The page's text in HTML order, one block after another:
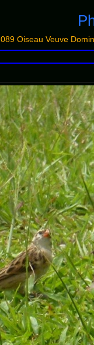
089 Oiseau Veuve